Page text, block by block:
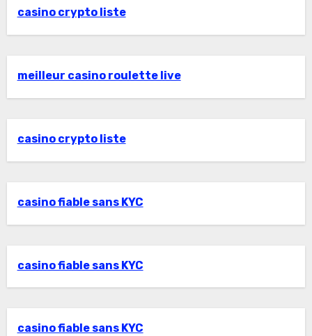
casino crypto liste
meilleur casino roulette live
casino crypto liste
casino fiable sans KYC
casino fiable sans KYC
casino fiable sans KYC